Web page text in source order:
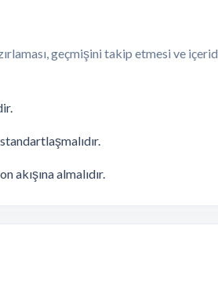
geçmişini takip etmesi ve
akışına almalıdır.